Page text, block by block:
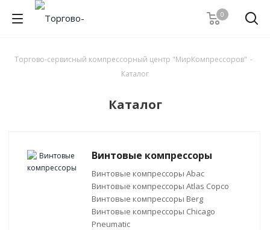
0
Торгово-сервисный компрессорный центр "МирКомпрессоров" -
Каталог
Каталог
Винтовые компрессоры
Винтовые компрессоры Abac
Винтовые компрессоры Atlas Copco
Винтовые компрессоры Berg
Винтовые компрессоры Chicago
Pneumatic